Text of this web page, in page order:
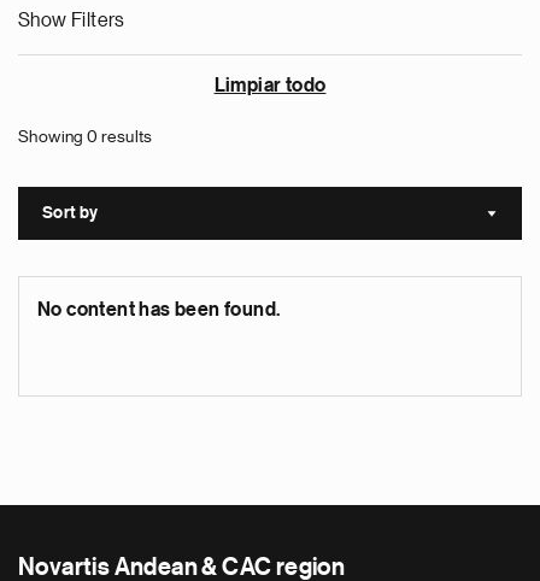
Show Filters
Limpiar todo
Showing 0 results
Sort by Sort
No content has been found.
Novartis Andean & CAC region